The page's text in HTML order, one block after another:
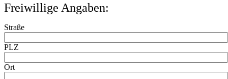
Freiwillige Angaben:
Straße
PLZ
Ort